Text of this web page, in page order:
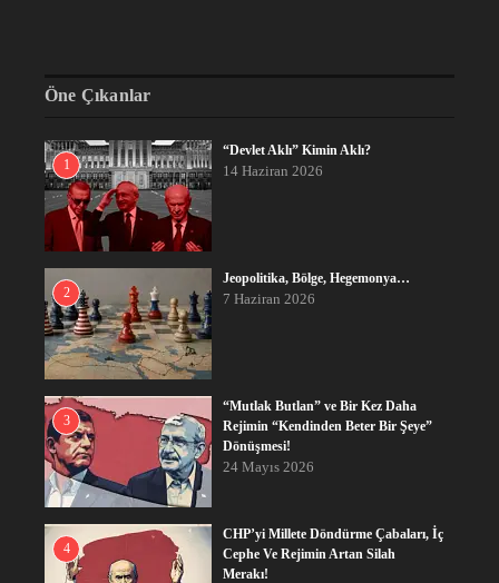
Öne Çıkanlar
1
“Devlet Aklı” Kimin Aklı?
14 Haziran 2026
2
Jeopolitika, Bölge, Hegemonya…
7 Haziran 2026
3
“Mutlak Butlan” ve Bir Kez Daha
Rejimin “Kendinden Beter Bir Şeye”
Dönüşmesi!
24 Mayıs 2026
4
CHP’yi Millete Döndürme Çabaları, İç
Cephe Ve Rejimin Artan Silah
Merakı!